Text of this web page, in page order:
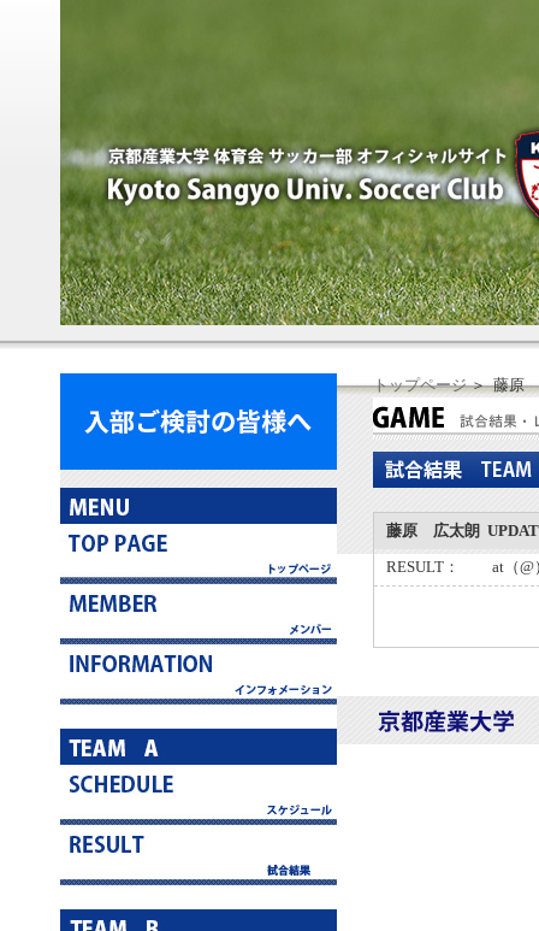
トップページ＞ 藤原
藤原 広太朗
RESULT： at（@